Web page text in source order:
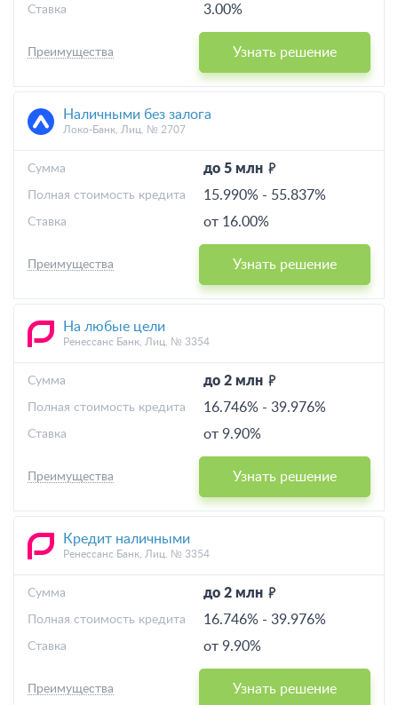
3.00%
Ставка
Узнать решение
Преимущества
Наличными без залога
Локо-Банк, Лиц. № 2707
до 5 млн
Cумма
15.990% - 55.837%
Полная стоимость кредита
от 16.00%
Ставка
Узнать решение
Преимущества
На любые цели
Ренессанс Банк, Лиц. № 3354
до 2 млн
Cумма
16.746% - 39.976%
Полная стоимость кредита
от 9.90%
Ставка
Узнать решение
Преимущества
Кредит наличными
Ренессанс Банк, Лиц. № 3354
до 2 млн
Cумма
16.746% - 39.976%
Полная стоимость кредита
от 9.90%
Ставка
Узнать решение
Преимущества